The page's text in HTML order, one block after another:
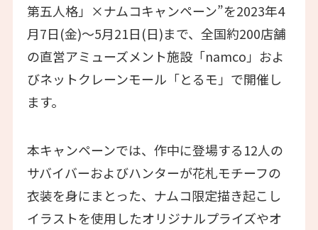
第五人格」×ナムコキャンペーン”を2023年4
月7日(金)～5月21日(日)まで、全国約200店舗
の直営アミューズメント施設「namco」およ
びネットクレーンモール「とるモ」で開催し
ます。
本キャンペーンでは、作中に登場する12人の
サバイバーおよびハンターが花札モチーフの
衣装を身にまとった、ナムコ限定描き起こし
イラストを使用したオリジナルプライズやオ